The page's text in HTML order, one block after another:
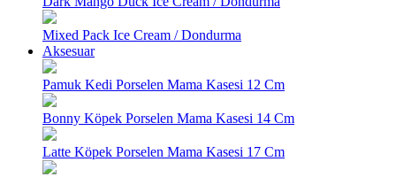
Mixed Pack Ice Cream / Dondurma
Aksesuar
Pamuk Kedi Porselen Mama Kasesi 12 Cm
Bonny Köpek Porselen Mama Kasesi 14 Cm
Latte Köpek Porselen Mama Kasesi 17 Cm